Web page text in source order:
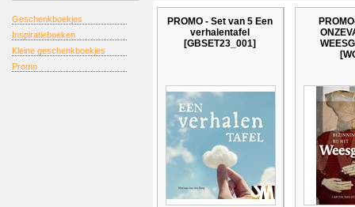
Geschenkboekjes
Inspiratieboeken
Kleine geschenkboekjes
Promo
PROMO - Set van 5 Een
verhalentafel
[GBSET23_001]